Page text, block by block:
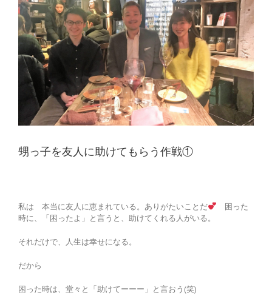
甥っ子を友人に助けてもらう作戦①
私は 本当に友人に恵まれている。ありがたいことだ
困った
時に、「困ったよ」と言うと、助けてくれる人がいる。
それだけで、人生は幸せになる。
だから
困った時は、堂々と「助けてーーー」と言おう(笑)